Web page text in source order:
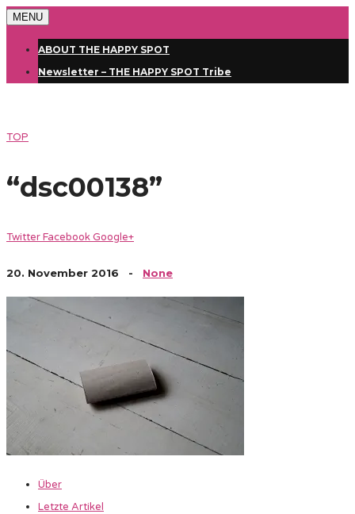
MENU
ABOUT THE HAPPY SPOT
Newsletter – THE HAPPY SPOT Tribe
TOP
“dsc00138”
TwitterFacebookGoogle+
20. November 2016 - None
Über
Letzte Artikel